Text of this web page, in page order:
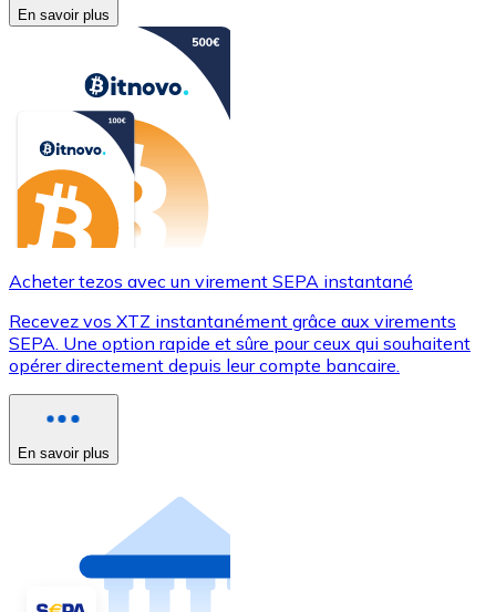
En savoir plus
Acheter tezos avec un virement SEPA instantané
Recevez vos XTZ instantanément grâce aux virements
SEPA. Une option rapide et sûre pour ceux qui souhaitent
opérer directement depuis leur compte bancaire.
En savoir plus